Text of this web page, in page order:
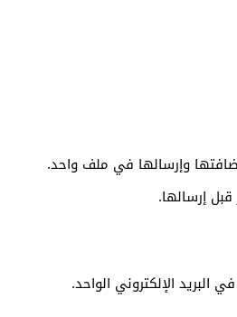
وإرسالها في ملف واحد.
إرسالها.
الإلكتروني الواحد.